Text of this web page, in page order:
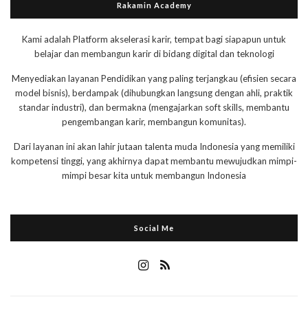
Rakamin Academy
Kami adalah Platform akselerasi karir, tempat bagi siapapun untuk
belajar dan membangun karir di bidang digital dan teknologi
Menyediakan layanan Pendidikan yang paling terjangkau (efisien secara
model bisnis), berdampak (dihubungkan langsung dengan ahli, praktik
standar industri), dan bermakna (mengajarkan soft skills, membantu
pengembangan karir, membangun komunitas).
Dari layanan ini akan lahir jutaan talenta muda Indonesia yang memiliki
kompetensi tinggi, yang akhirnya dapat membantu mewujudkan mimpi-
mimpi besar kita untuk membangun Indonesia
Social Me